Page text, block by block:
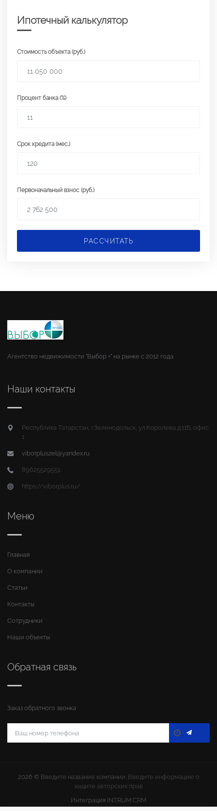
Ипотечный калькулятор
Стоимость объекта (руб.)
Процент банка (%)
Срок кредита (мес.)
Первоначальный взнос (руб.)
РАССЧИТАТЬ
Агентство недвижимости "Выбор +" на рынке с 2012 года.
Наши контакты
Республика Татарстан, г.Зеленодольск, ул.Королева д.11Б, офис
1
viborpluszel@yandex.ru
89625529551
https://viborplus.ru/
Меню
Главная
О компании
Статьи
Контакты
Сотрудники
Наши объекты
Обратная связь
Заказ обратного звонка
2026 © Введите название компании. Введите информацию о
защите авторских прав
Интеграция INTRUM CRM